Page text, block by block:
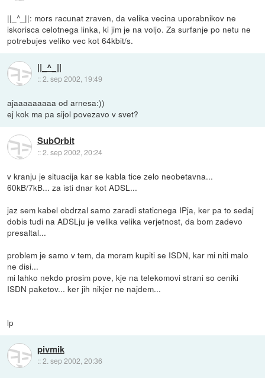
||_^_||: mors racunat zraven, da velika vecina uporabnikov ne
iskorisca celotnega linka, ki jim je na voljo. Za surfanje po netu ne
potrebujes veliko vec kot 64kbit/s.
||_^_||
::2. sep 2002, 19:49
ajaaaaaaaaa od arnesa:))
ej kok ma pa sijol povezavo v svet?
SubOrbit
::2. sep 2002, 20:24
v kranju je situacija kar se kabla tice zelo neobetavna...
60kB/7kB... za isti dnar kot ADSL...
jaz sem kabel obdrzal samo zaradi staticnega IPja, ker pa to sedaj
dobis tudi na ADSLju je velika velika verjetnost, da bom zadevo
presaltal...
problem je samo v tem, da moram kupiti se ISDN, kar mi niti malo
ne disi...
mi lahko nekdo prosim pove, kje na telekomovi strani so ceniki
ISDN paketov... ker jih nikjer ne najdem...
lp
pivmik
::2. sep 2002, 20:36